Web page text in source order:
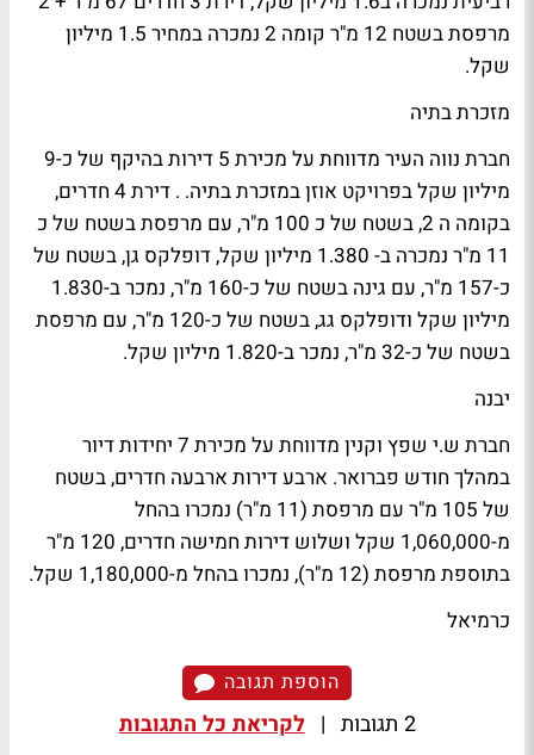
מרפסת בשטח 12 מ"ר קומה 2 נמכרה במחיר 1.5 מיליון
שקל.
מזכרת בתיה
חברת נווה העיר מדווחת על מכירת 5 דירות בהיקף של כ-9
מיליון שקל בפרויקט אוזן במזכרת בתיה. . דירת 4 חדרים,
בקומה ה 2, בשטח של כ 100 מ"ר, עם מרפסת בשטח של כ
11 מ"ר נמכרה ב- 1.380 מיליון שקל, דופלקס גן, בשטח של
כ-157 מ"ר, עם גינה בשטח של כ-160 מ"ר, נמכר ב-1.830
מיליון שקל ודופלקס גג, בשטח של כ-120 מ"ר, עם מרפסת
בשטח של כ-32 מ"ר, נמכר ב-1.820 מיליון שקל.
יבנה
חברת ש.י שפץ וקנין מדווחת על מכירת 7 יחידות דיור
במהלך חודש פברואר. ארבע דירות ארבעה חדרים, בשטח
של 105 מ"ר עם מרפסת (11 מ"ר) נמכרו בהחל
מ-1,060,000 שקל ושלוש דירות חמישה חדרים, 120 מ"ר
בתוספת מרפסת (12 מ"ר), נמכרו בהחל מ-1,180,000 שקל.
כרמיאל
הוספת תגובה
2 תגובות | לקריאת כל התגובות